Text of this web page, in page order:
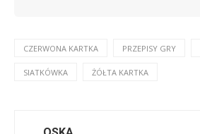
CZERWONA KARTKA PRZEPISY GRY
SIATKÓWKA ŻÓŁTA KARTKA